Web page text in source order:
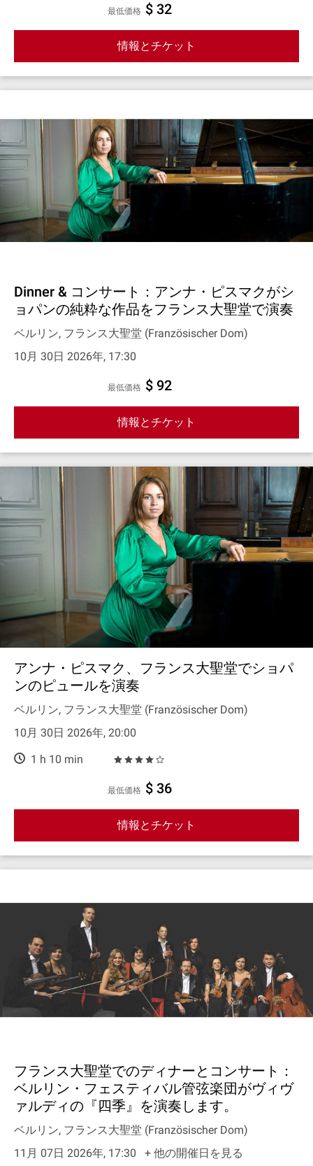
最低価格 $ 32
情報とチケット
Dinner & コンサート：アンナ・ピスマクがシ
ョパンの純粋な作品をフランス大聖堂で演奏
ベルリン, フランス大聖堂 (Französischer Dom)
10月 30日 2026年, 17:30
最低価格 $ 92
情報とチケット
アンナ・ピスマク、フランス大聖堂でショパ
ンのピュールを演奏
ベルリン, フランス大聖堂 (Französischer Dom)
10月 30日 2026年, 20:00
1 h 10 min
最低価格 $ 36
情報とチケット
フランス大聖堂でのディナーとコンサート：
ベルリン・フェスティバル管弦楽団がヴィヴ
ァルディの『四季』を演奏します。
ベルリン, フランス大聖堂 (Französischer Dom)
11月 07日 2026年, 17:30
+ 他の開催日を見る